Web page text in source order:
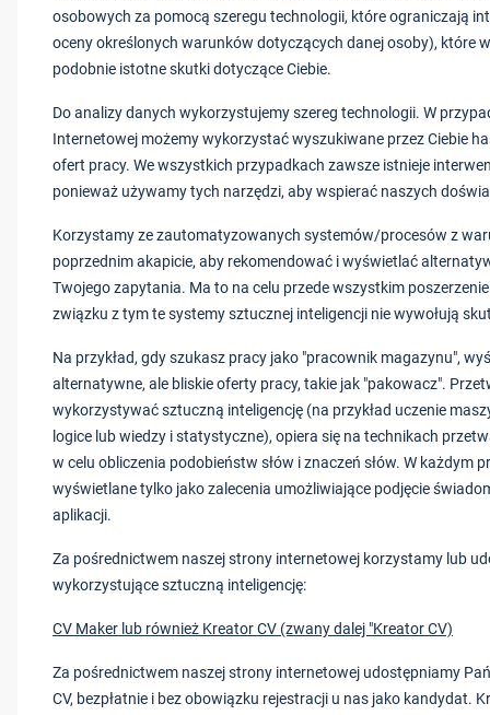
osobowych za pomocą szeregu technologii, które ograniczają
oceny określonych warunków dotyczących danej osoby), które
podobnie istotne skutki dotyczące Ciebie.
Do analizy danych wykorzystujemy szereg technologii. W
Internetowej możemy wykorzystać wyszukiwane przez Ciebie
ofert pracy. We wszystkich przypadkach zawsze istnieje
ponieważ używamy tych narzędzi, aby wspierać naszych
Korzystamy ze zautomatyzowanych systemów/procesów z
poprzednim akapicie, aby rekomendować i wyświetlać
Twojego zapytania. Ma to na celu przede wszystkim
związku z tym te systemy sztucznej inteligencji nie wywołują
Na przykład, gdy szukasz pracy jako "pracownik magazynu",
alternatywne, ale bliskie oferty pracy, takie jak "pakowacz".
wykorzystywać sztuczną inteligencję (na przykład uczenie
logice lub wiedzy i statystyczne), opiera się na technikach
w celu obliczenia podobieństw słów i znaczeń słów. W każdym
wyświetlane tylko jako zalecenia umożliwiające podjęcie
aplikacji.
Za pośrednictwem naszej strony internetowej korzystamy lub
wykorzystujące sztuczną inteligencję:
CV Maker lub również Kreator CV (zwany dalej "Kreator CV)
Za pośrednictwem naszej strony internetowej udostępniamy
CV, bezpłatnie i bez obowiązku rejestracji u nas jako kandydat.